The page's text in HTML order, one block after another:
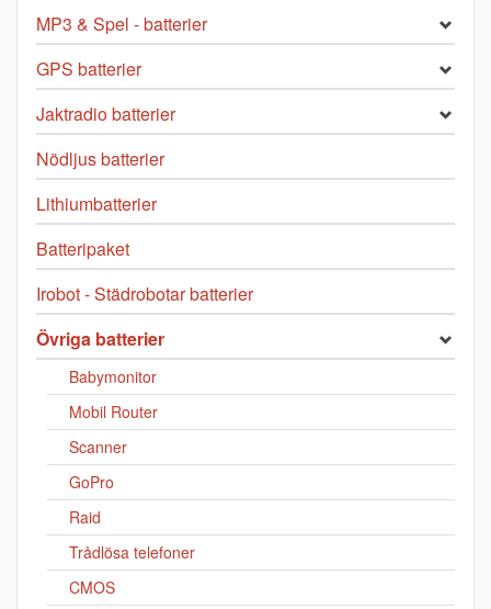
MP3 & Spel - batterier
GPS batterier
Jaktradio batterier
Nödljus batterier
Lithiumbatterier
Batteripaket
Irobot - Städrobotar batterier
Övriga batterier
Babymonitor
Mobil Router
Scanner
GoPro
Raid
Trådlösa telefoner
CMOS